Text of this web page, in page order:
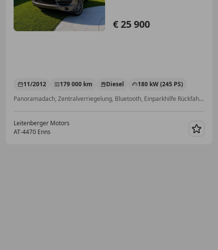
€ 25 900
11/2012 179 000 km Diesel
180 kW (245 PS)
Panoramadach, Zentralverriegelung, Bluetooth, Einparkhilfe Rückfahrkamera, Elektrische Sitze, ESP, LED-Tagfahrlicht, Start/Stop-Automatik
Leitenberger Motors
AT-4470 Enns